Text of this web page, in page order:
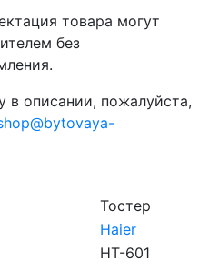
товара могут
без
в описании, пожалуйста,
Тостер
Haier
HT-601